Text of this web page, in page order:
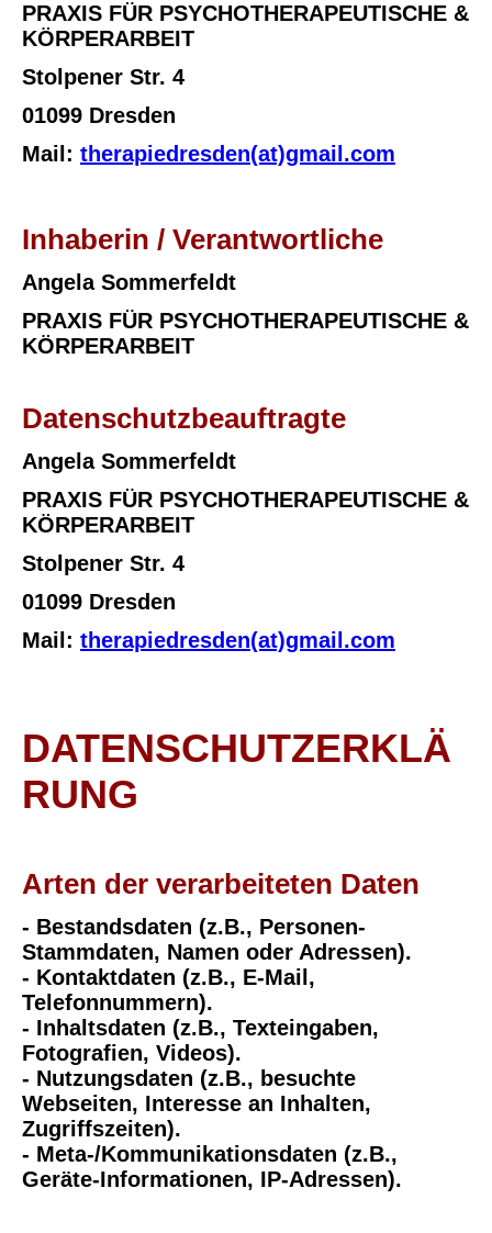
PRAXIS FÜR PSYCHOTHERAPEUTISCHE &
KÖRPERARBEIT
Stolpener Str. 4
01099 Dresden
Mail: therapiedresden(at)gmail.com
Inhaberin / Verantwortliche
Angela Sommerfeldt
PRAXIS FÜR PSYCHOTHERAPEUTISCHE &
KÖRPERARBEIT
Datenschutzbeauftragte
Angela Sommerfeldt
PRAXIS FÜR PSYCHOTHERAPEUTISCHE &
KÖRPERARBEIT
Stolpener Str. 4
01099 Dresden
Mail: therapiedresden(at)gmail.com
DATENSCHUTZERKLÄ
RUNG
Arten der verarbeiteten Daten
- Bestandsdaten (z.B., Personen-
Stammdaten, Namen oder Adressen).
- Kontaktdaten (z.B., E-Mail,
Telefonnummern).
- Inhaltsdaten (z.B., Texteingaben,
Fotografien, Videos).
- Nutzungsdaten (z.B., besuchte
Webseiten, Interesse an Inhalten,
Zugriffszeiten).
- Meta-/Kommunikationsdaten (z.B.,
Geräte-Informationen, IP-Adressen).